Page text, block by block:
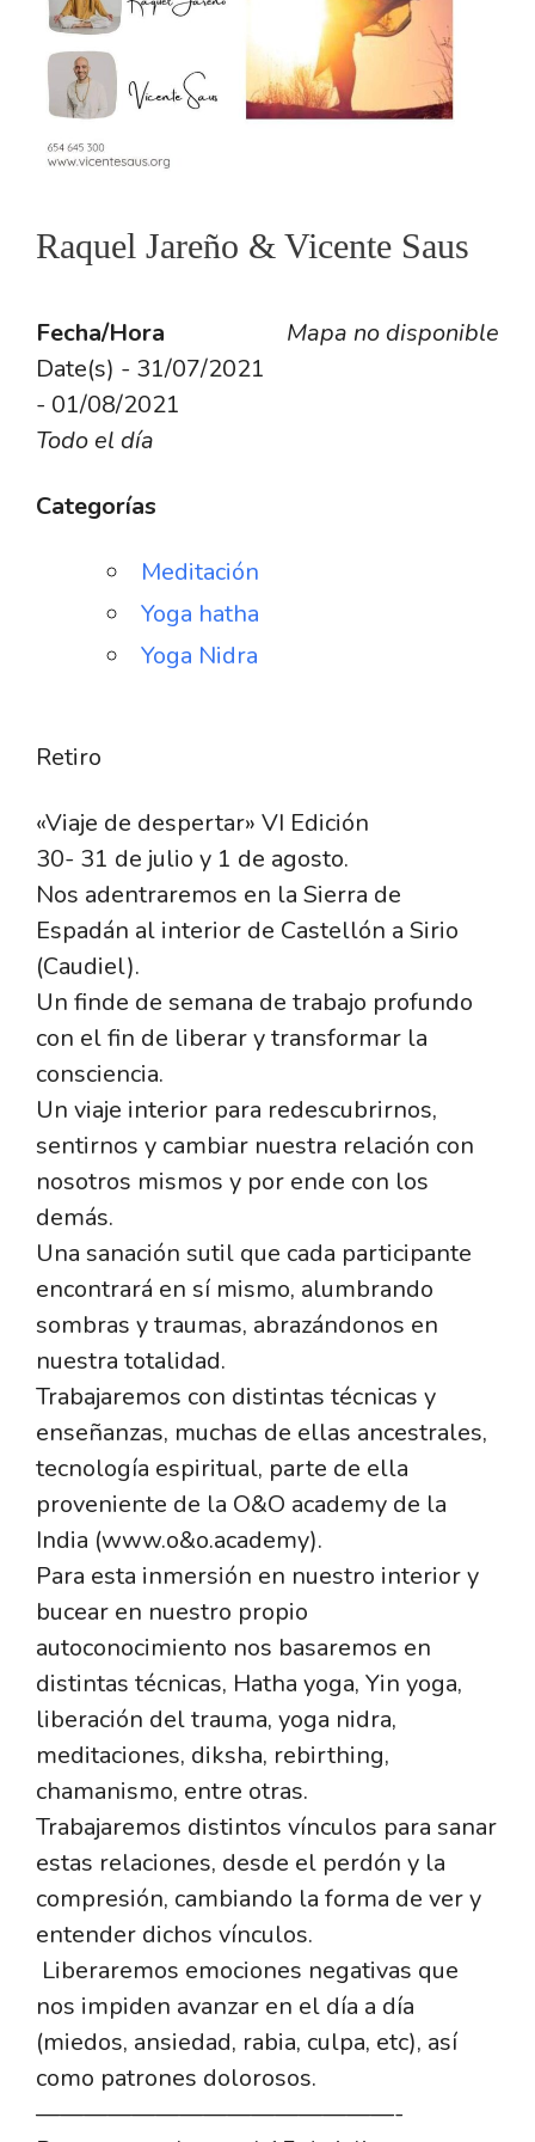
Raquel Jareño & Vicente Saus
Mapa no disponible
Fecha/Hora
Date(s) - 31/07/2021
- 01/08/2021
Todo el día
Categorías
Meditación
Yoga hatha
Yoga Nidra
Retiro
«Viaje de despertar» VI Edición
30- 31 de julio y 1 de agosto.
Nos adentraremos en la Sierra de
Espadán al interior de Castellón a Sirio
(Caudiel).
Un finde de semana de trabajo profundo
con el fin de liberar y transformar la
consciencia.
Un viaje interior para redescubrirnos,
sentirnos y cambiar nuestra relación con
nosotros mismos y por ende con los
demás.
Una sanación sutil que cada participante
encontrará en sí mismo, alumbrando
sombras y traumas, abrazándonos en
nuestra totalidad.
Trabajaremos con distintas técnicas y
enseñanzas, muchas de ellas ancestrales,
tecnología espiritual, parte de ella
proveniente de la O&O academy de la
India (www.o&o.academy).
Para esta inmersión en nuestro interior y
bucear en nuestro propio
autoconocimiento nos basaremos en
distintas técnicas, Hatha yoga, Yin yoga,
liberación del trauma, yoga nidra,
meditaciones, diksha, rebirthing,
chamanismo, entre otras.
Trabajaremos distintos vínculos para sanar
estas relaciones, desde el perdón y la
compresión, cambiando la forma de ver y
entender dichos vínculos.
Liberaremos emociones negativas que
nos impiden avanzar en el día a día
(miedos, ansiedad, rabia, culpa, etc), así
como patrones dolorosos.
———————————————-